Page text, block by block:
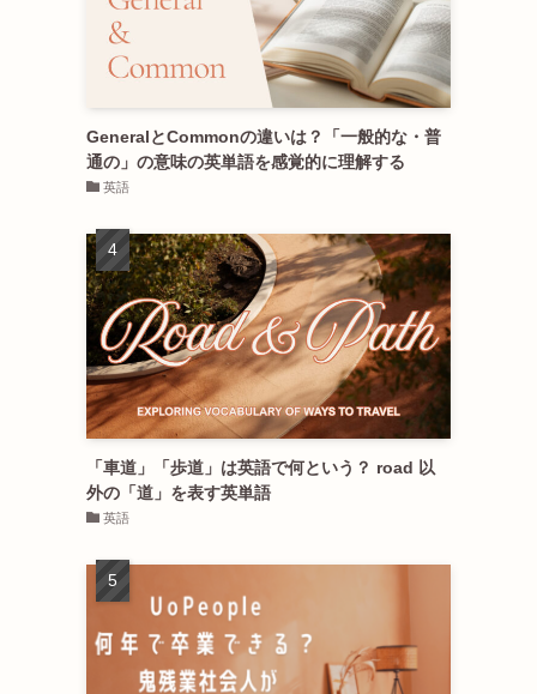
GeneralとCommonの違いは？「一般的な・普
通の」の意味の英単語を感覚的に理解する
英語
「車道」「歩道」は英語で何という？ road 以
外の「道」を表す英単語
英語